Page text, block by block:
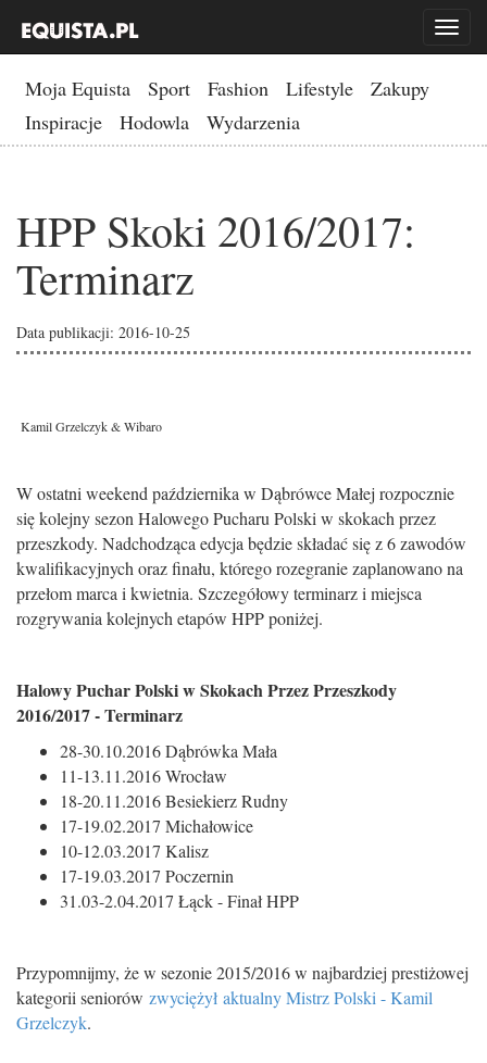
Toggle
Moja Equista Sport Fashion Lifestyle
Zakupy
Inspiracje
Hodowla Wydarzenia
HPP Skoki 2016/2017:
Terminarz
Data publikacji: 2016-10-25
Kamil Grzelczyk & Wibaro
W ostatni weekend października w Dąbrówce Małej rozpocznie
się kolejny sezon Halowego Pucharu Polski w skokach przez
przeszkody. Nadchodząca edycja będzie składać się z 6 zawodów
kwalifikacyjnych oraz finału, którego rozegranie zaplanowano na
przełom marca i kwietnia. Szczegółowy terminarz i miejsca
rozgrywania kolejnych etapów HPP poniżej.
Halowy Puchar Polski w Skokach Przez Przeszkody
2016/2017 - Terminarz
28-30.10.2016 Dąbrówka Mała
11-13.11.2016 Wrocław
18-20.11.2016 Besiekierz Rudny
17-19.02.2017 Michałowice
10-12.03.2017 Kalisz
17-19.03.2017 Poczernin
31.03-2.04.2017 Łąck - Finał HPP
Przypomnijmy, że w sezonie 2015/2016 w najbardziej prestiżowej
kategorii seniorów zwyciężył aktualny Mistrz Polski - Kamil
Grzelczyk.